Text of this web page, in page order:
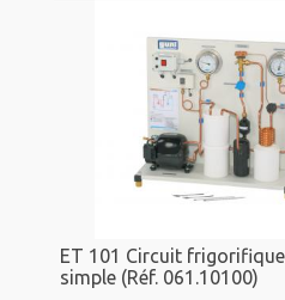
ET 101 Circuit
simple (Réf. 061.10100)